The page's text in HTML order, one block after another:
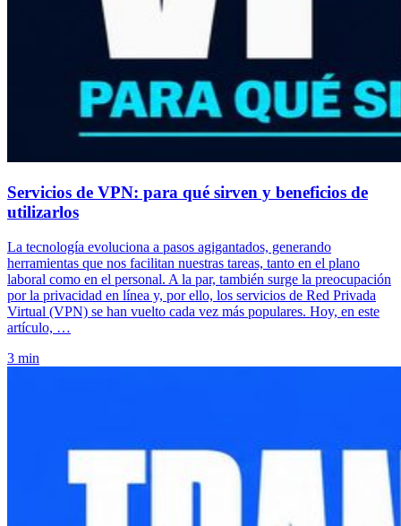
Servicios de VPN: para qué sirven y beneficios de
utilizarlos
La tecnología evoluciona a pasos agigantados, generando
herramientas que nos facilitan nuestras tareas, tanto en el plano
laboral como en el personal. A la par, también surge la preocupación
por la privacidad en línea y, por ello, los servicios de Red Privada
Virtual (VPN) se han vuelto cada vez más populares. Hoy, en este
artículo, …
3 min